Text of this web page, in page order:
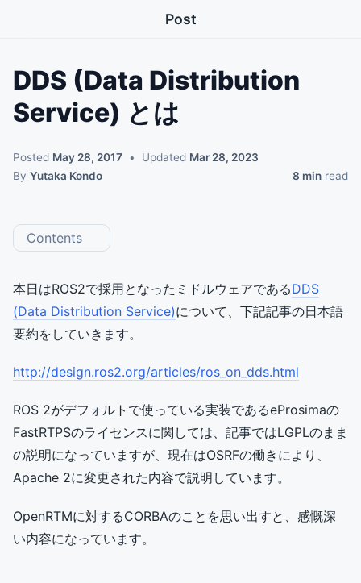
Post
DDS (Data Distribution
Service) とは
Posted May 28, 2017 Updated Mar 28, 2023
By Yutaka Kondo 8 min read
Contents
本日はROS2で採用となったミドルウェアであるDDS
(Data Distribution Service)について、下記記事の日本語
要約をしていきます。
http://design.ros2.org/articles/ros_on_dds.html
ROS 2がデフォルトで使っている実装であるeProsimaの
FastRTPSのライセンスに関しては、記事ではLGPLのまま
の説明になっていますが、現在はOSRFの働きにより、
Apache 2に変更された内容で説明しています。
OpenRTMに対するCORBAのことを思い出すと、感慨深
い内容になっています。